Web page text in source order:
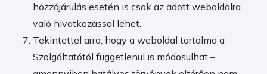
hozzájárulás esetén is csak az adott weboldalra
való hivatkozással lehet.
Tekintettel arra, hogy a weboldal tartalma a
Szolgáltatótól függetlenül is módosulhat –